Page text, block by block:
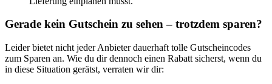
Gerade kein Gutschein zu sehen – trotzdem sparen?
Leider bietet nicht jeder Anbieter dauerhaft tolle Gutscheincodes
zum Sparen an. Wie du dir dennoch einen Rabatt sicherst, wenn du
in diese Situation gerätst, verraten wir dir: